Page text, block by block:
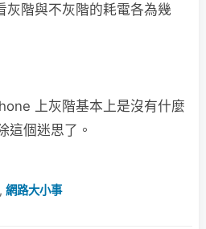
階與不灰階的耗電各為幾
上灰階基本上是沒有什麼
這個迷思了。
網路大小事